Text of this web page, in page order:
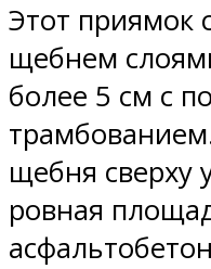
Этот приямок
щебнем
более 5 см с
щебня сверху
ровная